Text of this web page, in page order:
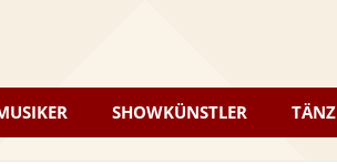
SHOWKÜNSTLER